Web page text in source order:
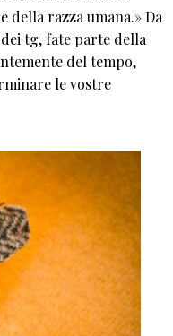
razza umana.» Da
tg, fate parte della
del tempo,
le vostre